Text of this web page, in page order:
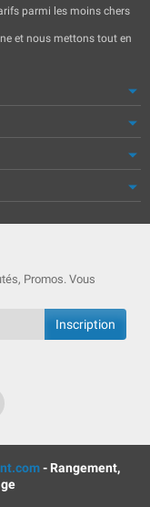
parmi les moins chers
et nous mettons tout en
Promos. Vous
- Rangement,